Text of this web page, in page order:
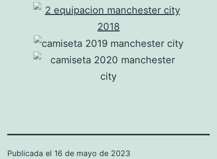
Publicada el 16 de mayo de 2023